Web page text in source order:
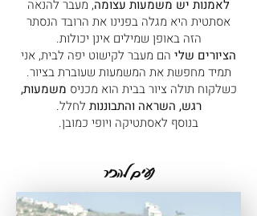
לאמנות יש משמעות עצומה, מעבר להנאה
אסתטית היא מגלה בפנינו את הרובד הנסתר
הזה באופן שמילים אינן יכולות.
הציורים שלי הם מעבר לקישוט יפה לבית, אני
תמיד מחפשת את המשמעות שעוברת בציור.
כשלקוח תולה ציור בבית הוא מכניס משמעות,
רגש, השראה והתבוננות לחלל.
בנוסף לאסתטיקה ויופי כמובן.
נעים להכיר